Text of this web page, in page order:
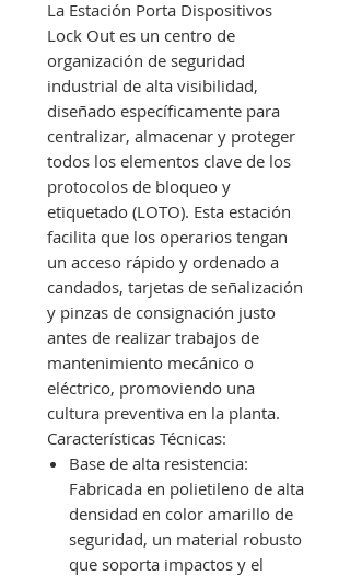
La Estación Porta Dispositivos
Lock Out es un centro de
organización de seguridad
industrial de alta visibilidad,
diseñado específicamente para
centralizar, almacenar y proteger
todos los elementos clave de los
protocolos de bloqueo y
etiquetado (LOTO). Esta estación
facilita que los operarios tengan
un acceso rápido y ordenado a
candados, tarjetas de señalización
y pinzas de consignación justo
antes de realizar trabajos de
mantenimiento mecánico o
eléctrico, promoviendo una
cultura preventiva en la planta.
Características Técnicas:
Base de alta resistencia:
Fabricada en polietileno de alta
densidad en color amarillo de
seguridad, un material robusto
que soporta impactos y el